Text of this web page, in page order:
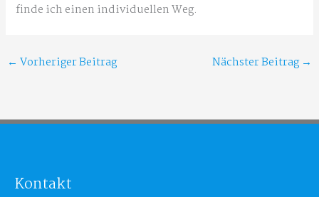
finde ich einen individuellen Weg.
← Vorheriger Beitrag Nächster Beitrag →
Kontakt